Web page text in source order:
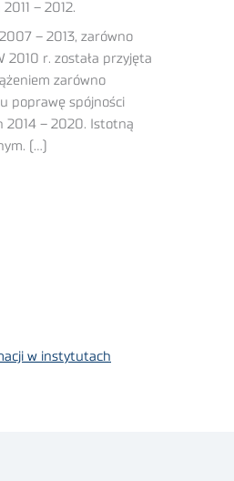
– 2012.
– 2013, zarówno
2010 r. została przyjęta
zarówno
poprawę spójności
2014 – 2020. Istotną
(…)
w instytutach